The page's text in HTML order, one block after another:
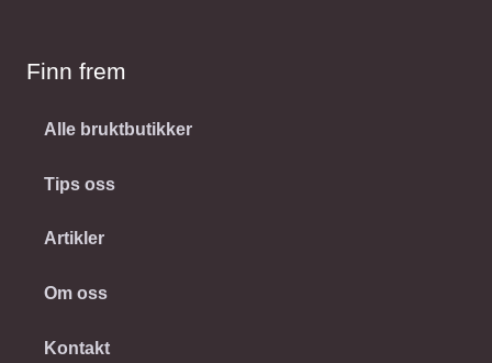
Finn frem
Alle bruktbutikker
Tips oss
Artikler
Om oss
Kontakt